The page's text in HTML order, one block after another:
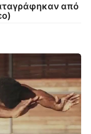
από